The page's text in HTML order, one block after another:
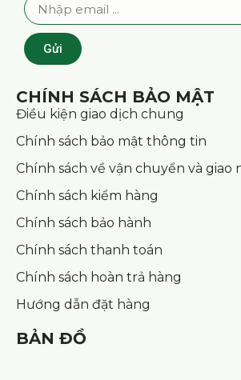
Gửi
CHÍNH SÁCH BẢO MẬT
Điều kiện giao dịch chung
Chính sách bảo mật thông tin
Chính sách về vận chuyển và giao
Chính sách kiểm hàng
Chính sách bảo hành
Chính sách thanh toán
Chính sách hoàn trả hàng
Hướng dẫn đặt hàng
BẢN ĐỒ